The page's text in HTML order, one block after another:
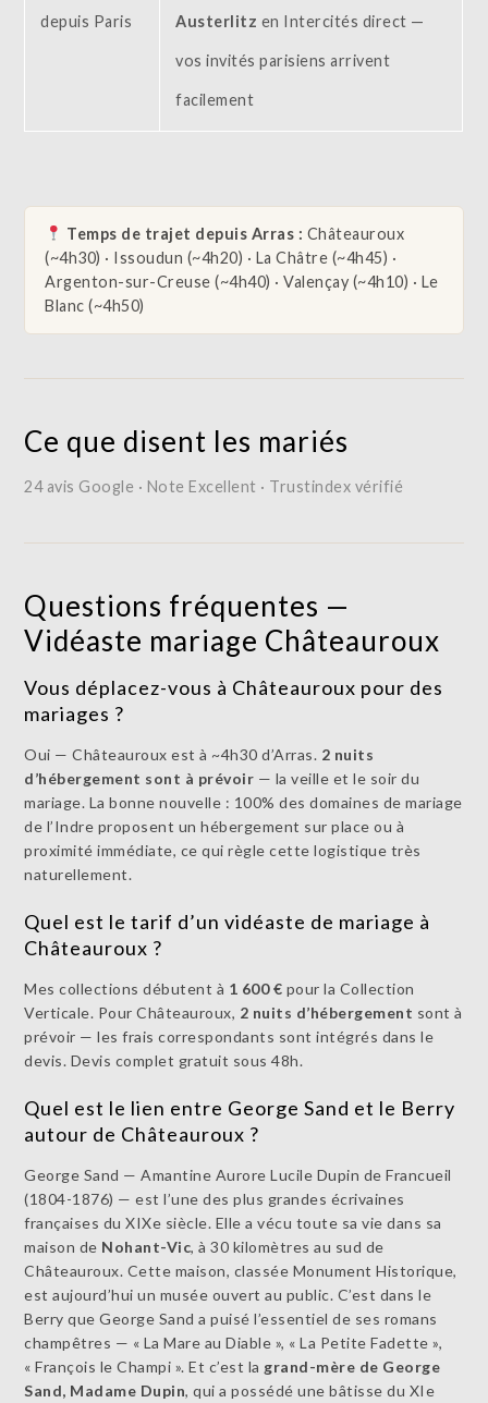
depuis Paris Austerlitz en Intercités direct —
vos invités parisiens arrivent
facilement
Temps de trajet depuis Arras : Châteauroux
(~4h30) · Issoudun (~4h20) · La Châtre (~4h45) ·
Argenton-sur-Creuse (~4h40) · Valençay (~4h10) · Le
Blanc (~4h50)
Ce que disent les mariés
24 avis Google · Note Excellent · Trustindex vérifié
Questions fréquentes —
Vidéaste mariage Châteauroux
Vous déplacez-vous à Châteauroux pour des
mariages ?
Oui — Châteauroux est à ~4h30 d’Arras. 2 nuits
d’hébergement sont à prévoir — la veille et le soir du
mariage. La bonne nouvelle : 100% des domaines de mariage
de l’Indre proposent un hébergement sur place ou à
proximité immédiate, ce qui règle cette logistique très
naturellement.
Quel est le tarif d’un vidéaste de mariage à
Châteauroux ?
Mes collections débutent à 1 600 € pour la Collection
Verticale. Pour Châteauroux, 2 nuits d’hébergement sont à
prévoir — les frais correspondants sont intégrés dans le
devis. Devis complet gratuit sous 48h.
Quel est le lien entre George Sand et le Berry
autour de Châteauroux ?
George Sand — Amantine Aurore Lucile Dupin de Francueil
(1804-1876) — est l’une des plus grandes écrivaines
françaises du XIXe siècle. Elle a vécu toute sa vie dans sa
maison de Nohant-Vic, à 30 kilomètres au sud de
Châteauroux. Cette maison, classée Monument Historique,
est aujourd’hui un musée ouvert au public. C’est dans le
Berry que George Sand a puisé l’essentiel de ses romans
champêtres — « La Mare au Diable », « La Petite Fadette »,
« François le Champi ». Et c’est la grand-mère de George
Sand, Madame Dupin, qui a possédé une bâtisse du XIe